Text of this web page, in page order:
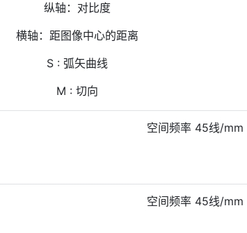
纵轴：对比度
横轴：距图像中心的距离
S : 弧矢曲线
M : 切向
空间频率 45线/mm
空间频率 45线/mm